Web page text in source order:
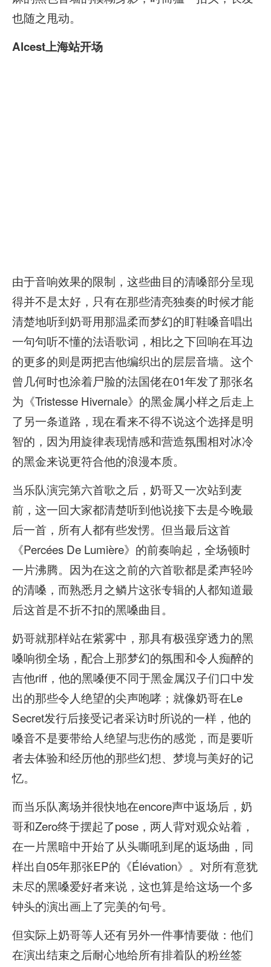
也随之甩动。
Alcest上海站开场
由于音响效果的限制，这些曲目的清嗓部分呈现
得并不是太好，只有在那些清亮独奏的时候才能
清楚地听到奶哥用那温柔而梦幻的盯鞋嗓音唱出
一句句听不懂的法语歌词，相比之下回响在耳边
的更多的则是两把吉他编织出的层层音墙。这个
曾几何时也涂着尸脸的法国佬在01年发了那张名
为《Tristesse Hivernale》的黑金属小样之后走上
了另一条道路，现在看来不得不说这个选择是明
智的，因为用旋律表现情感和营造氛围相对冰冷
的黑金来说更符合他的浪漫本质。
当乐队演完第六首歌之后，奶哥又一次站到麦
前，这一回大家都清楚听到他说接下去是今晚最
后一首，所有人都有些发愣。但当最后这首
《Percées De Lumière》的前奏响起，全场顿时
一片沸腾。因为在这之前的六首歌都是柔声轻吟
的清嗓，而熟悉月之鳞片这张专辑的人都知道最
后这首是不折不扣的黑嗓曲目。
奶哥就那样站在紫雾中，那具有极强穿透力的黑
嗓响彻全场，配合上那梦幻的氛围和令人痴醉的
吉他riff，他的黑嗓便不同于黑金属汉子们口中发
出的那些令人绝望的尖声咆哮；就像奶哥在Le
Secret发行后接受记者采访时所说的一样，他的
嗓音不是要带给人绝望与悲伤的感觉，而是要听
者去体验和经历他的那些幻想、梦境与美好的记
忆。
而当乐队离场并很快地在encore声中返场后，奶
哥和Zero终于摆起了pose，两人背对观众站着，
在一片黑暗中开始了从头嘶吼到尾的返场曲，同
样出自05年那张EP的《Élévation》。对所有意犹
未尽的黑嗓爱好者来说，这也算是给这场一个多
钟头的演出画上了完美的句号。
但实际上奶哥等人还有另外一件事情要做：他们
在演出结束之后耐心地给所有排着队的粉丝签